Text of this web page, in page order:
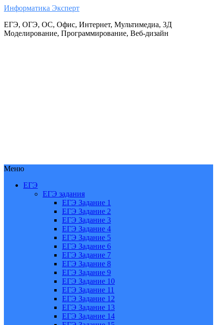
Информатика Эксперт
ЕГЭ, ОГЭ, ОС, Офис, Интернет, Мультимедиа, 3Д
Моделирование, Программирование, Веб-дизайн
Меню
ЕГЭ
ЕГЭ задания
ЕГЭ Задание 1
ЕГЭ Задание 2
ЕГЭ Задание 3
ЕГЭ Задание 4
ЕГЭ Задание 5
ЕГЭ Задание 6
ЕГЭ Задание 7
ЕГЭ Задание 8
ЕГЭ Задание 9
ЕГЭ Задание 10
ЕГЭ Задание 11
ЕГЭ Задание 12
ЕГЭ Задание 13
ЕГЭ Задание 14